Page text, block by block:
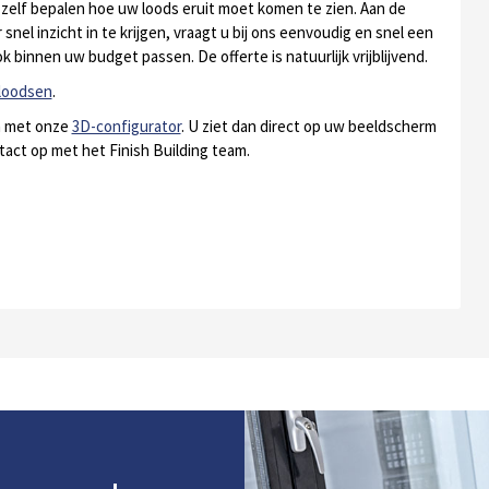
bepalen hoe uw loods eruit moet komen te zien. Aan de
inzicht in te krijgen, vraagt u bij ons eenvoudig en snel een
binnen uw budget passen. De offerte is natuurlijk vrijblijvend.
.
met onze 3D-configurator. U ziet dan direct op uw beeldscherm
op met het Finish Building team.